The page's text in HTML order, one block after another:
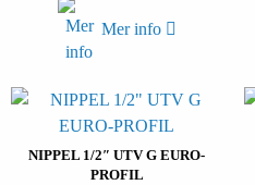
Mer info
NIPPEL 1/2″ UTV G EURO-
PROFIL